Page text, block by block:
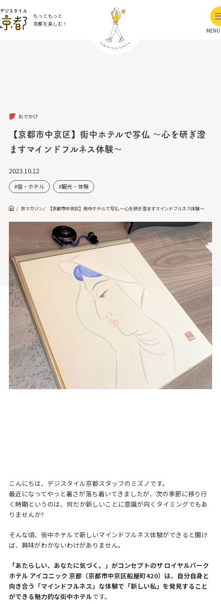
もっともっと
京都を楽しむ！
MENU
おでかけ
【京都市中京区】街中ホテルで写仏 ～心を研ぎ澄
ますマインドフルネス体験～
2023.10.12
宿・ホテル 観光・体験
京マガジン 【京都市中京区】街中ホテルで写仏 ～心を研ぎ澄ますマインドフルネス体験～
こんにちは、デジスタイル京都スタッフのミズノです。
最近になってやっと暑さが落ち着いてきましたが、次の季節に移り行
く時期というのは、何だか新しいことに意識が向くタイミングでもあ
りませんか?
そんな頃、街中ホテルで新しいマインドフルネス体験ができると聞け
ば、興味がわかないわけがありません。
「あたらしい、あなたに気づく。」がコンセプトのザ ロイヤルパーク
ホテル アイコニック 京都（京都市中京区船屋町420）は、自分自身と
向き合う「マインドフルネス」な体験で「新しい私」を発見すること
ができる魅力的な街中ホテルです。